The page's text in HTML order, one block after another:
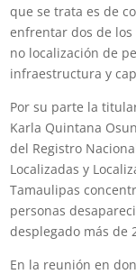
que se trata es de
enfrentar dos de
no localización de
infraestructura y
Por su parte la
Karla Quintana
del Registro
Localizadas y
Tamaulipas
personas
desplegado más de
En la reunión en